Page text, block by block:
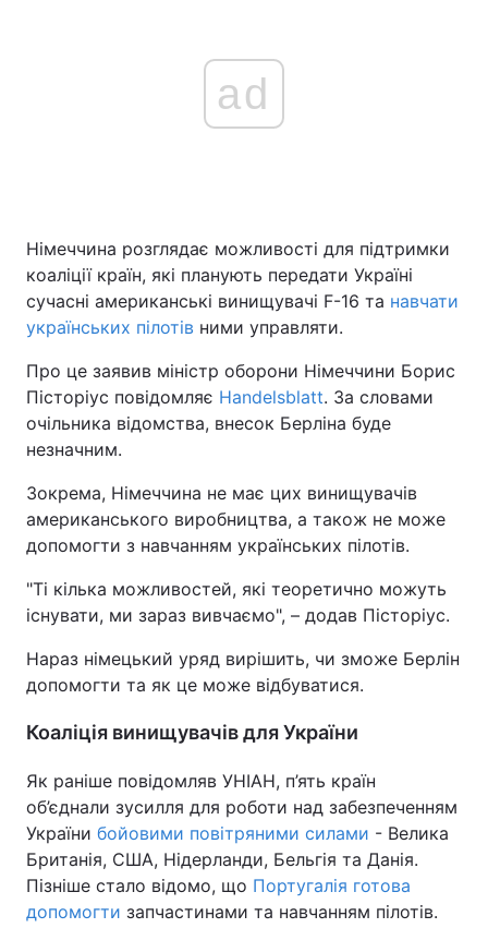
ad
Німеччина розглядає можливості для підтримки
коаліції країн, які планують передати Україні
сучасні американські винищувачі F-16 та навчати
українських пілотів ними управляти.
Про це заявив міністр оборони Німеччини Борис
Пісторіус повідомляє Handelsblatt. За словами
очільника відомства, внесок Берліна буде
незначним.
Зокрема, Німеччина не має цих винищувачів
американського виробництва, а також не може
допомогти з навчанням українських пілотів.
"Ті кілька можливостей, які теоретично можуть
існувати, ми зараз вивчаємо", – додав Пісторіус.
Нараз німецький уряд вирішить, чи зможе Берлін
допомогти та як це може відбуватися.
Коаліція винищувачів для України
Як раніше повідомляв УНІАН, п’ять країн
об’єднали зусилля для роботи над забезпеченням
України бойовими повітряними силами - Велика
Британія, США, Нідерланди, Бельгія та Данія.
Пізніше стало відомо, що Португалія готова
допомогти запчастинами та навчанням пілотів.